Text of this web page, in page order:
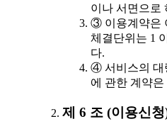
이나 서면으로
③ 이용계약은
체결단위는 1
다.
④ 서비스의 대
에 관한 계약
제 6 조 (이용신